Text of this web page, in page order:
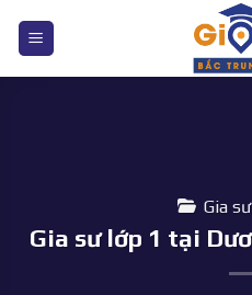
nội
Gia
Gia sư lớp 1 tại